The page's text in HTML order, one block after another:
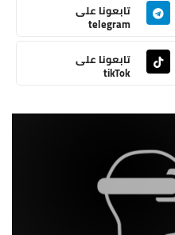
تابعونا على
telegram
تابعونا على
tikTok